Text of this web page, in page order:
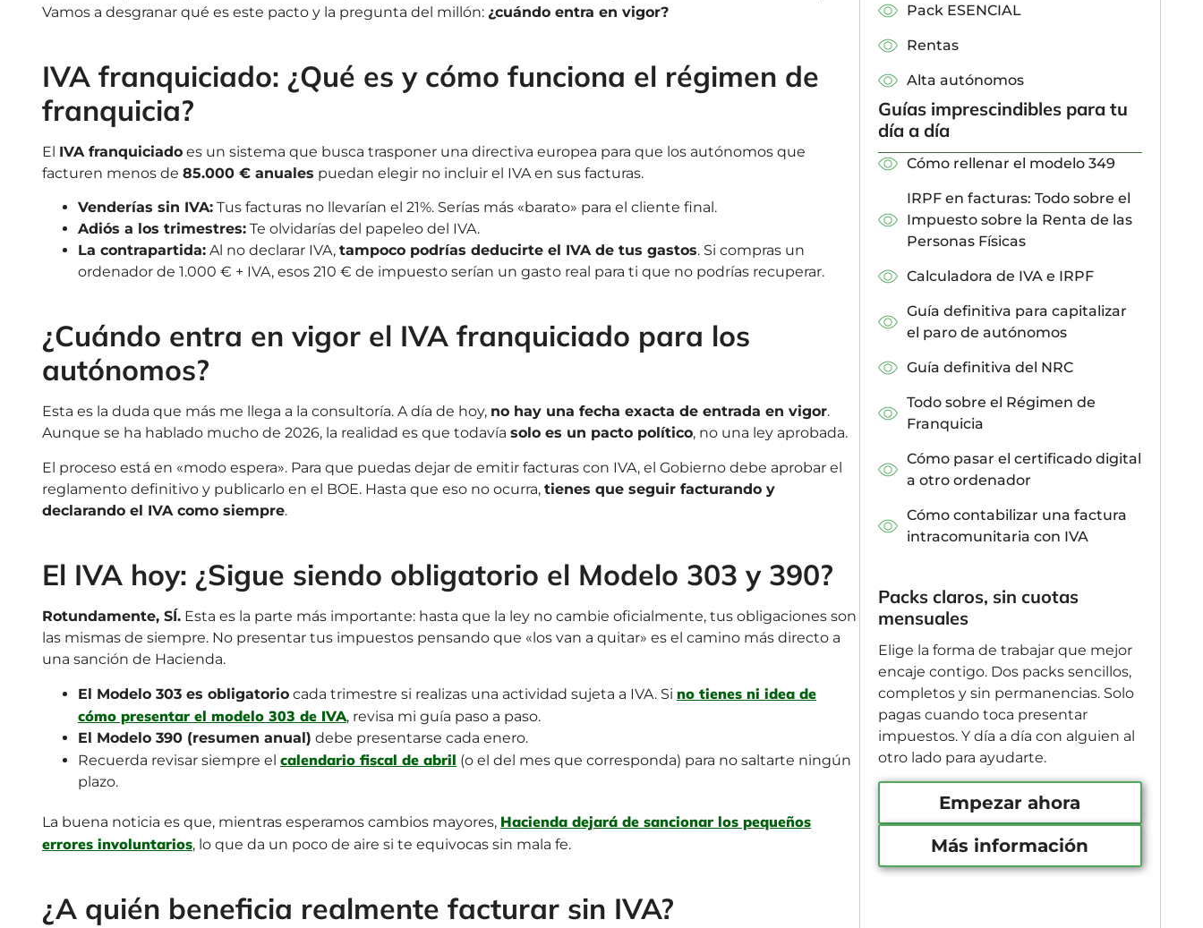
Vamos a desgranar qué es este pacto y la pregunta del millón: ¿cuándo entra en vigor?
IVA franquiciado: ¿Qué es y cómo funciona el régimen de
franquicia?
El IVA franquiciado es un sistema que busca trasponer una directiva europea para que los autónomos que
facturen menos de 85.000 € anuales puedan elegir no incluir el IVA en sus facturas.
Venderías sin IVA: Tus facturas no llevarían el 21%. Serías más «barato» para el cliente final.
Adiós a los trimestres: Te olvidarías del papeleo del IVA.
La contrapartida: Al no declarar IVA, tampoco podrías deducirte el IVA de tus gastos. Si compras un
ordenador de 1.000 € + IVA, esos 210 € de impuesto serían un gasto real para ti que no podrías recuperar.
¿Cuándo entra en vigor el IVA franquiciado para los
autónomos?
Esta es la duda que más me llega a la consultoría. A día de hoy, no hay una fecha exacta de entrada en vigor.
Aunque se ha hablado mucho de 2026, la realidad es que todavía solo es un pacto político, no una ley aprobada.
El proceso está en «modo espera». Para que puedas dejar de emitir facturas con IVA, el Gobierno debe aprobar el
reglamento definitivo y publicarlo en el BOE. Hasta que eso no ocurra, tienes que seguir facturando y
declarando el IVA como siempre.
El IVA hoy: ¿Sigue siendo obligatorio el Modelo 303 y 390?
Rotundamente, SÍ. Esta es la parte más importante: hasta que la ley no cambie oficialmente, tus obligaciones son
las mismas de siempre. No presentar tus impuestos pensando que «los van a quitar» es el camino más directo a
una sanción de Hacienda.
El Modelo 303 es obligatorio cada trimestre si realizas una actividad sujeta a IVA. Si no tienes ni idea de
cómo presentar el modelo 303 de IVA, revisa mi guía paso a paso.
El Modelo 390 (resumen anual) debe presentarse cada enero.
Recuerda revisar siempre el calendario fiscal de abril (o el del mes que corresponda) para no saltarte ningún
plazo.
La buena noticia es que, mientras esperamos cambios mayores, Hacienda dejará de sancionar los pequeños
errores involuntarios, lo que da un poco de aire si te equivocas sin mala fe.
¿A quién beneficia realmente facturar sin IVA?
Pack ESENCIAL
Rentas
Alta autónomos
Guías imprescindibles para tu
día a día
Cómo rellenar el modelo 349
IRPF en facturas: Todo sobre el
Impuesto sobre la Renta de las
Personas Físicas
Calculadora de IVA e IRPF
Guía definitiva para capitalizar
el paro de autónomos
Guía definitiva del NRC
Todo sobre el Régimen de
Franquicia
Cómo pasar el certificado digital
a otro ordenador
Cómo contabilizar una factura
intracomunitaria con IVA
Packs claros, sin cuotas
mensuales
Elige la forma de trabajar que mejor
encaje contigo. Dos packs sencillos,
completos y sin permanencias. Solo
pagas cuando toca presentar
impuestos. Y día a día con alguien al
otro lado para ayudarte.
Empezar ahora
Más información